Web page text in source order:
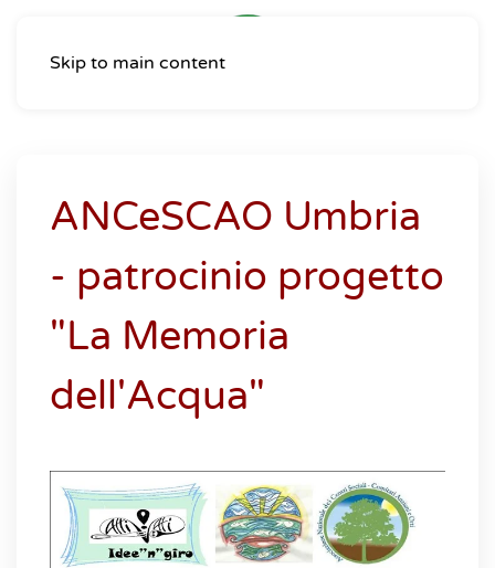
Skip to main content
ANCeSCAO Umbria
- patrocinio progetto
"La Memoria
dell'Acqua"